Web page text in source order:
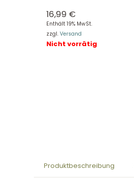
16,99 €
Enthält 19% MwSt.
zzgl. Versand
Nicht vorrätig
Produktbeschreibung